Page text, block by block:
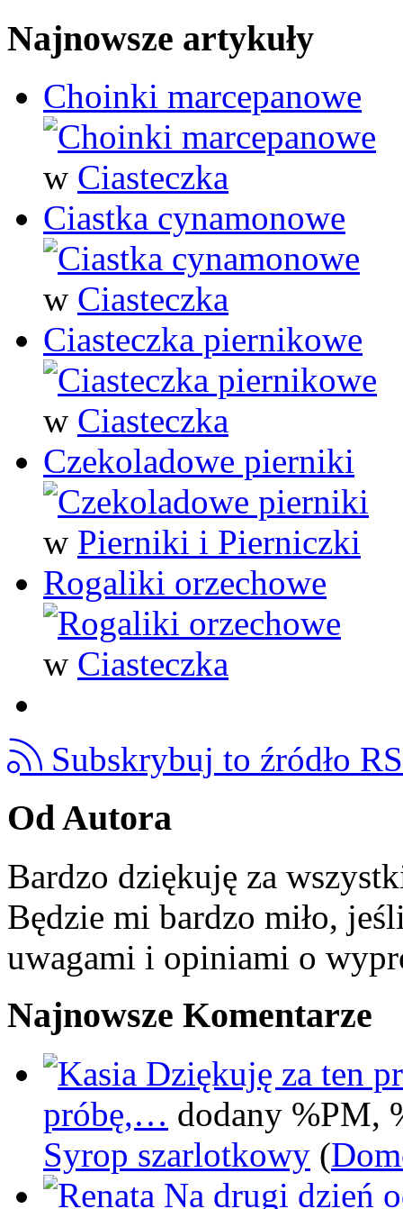
Najnowsze artykuły
Choinki marcepanowe
w Ciasteczka
Ciastka cynamonowe
w Ciasteczka
Ciasteczka piernikowe
w Ciasteczka
Czekoladowe pierniki
w Pierniki i Pierniczki
Rogaliki orzechowe
w Ciasteczka
Subskrybuj to źródło
Od Autora
Bardzo dziękuję za
Będzie mi bardzo miło,
uwagami i opiniami o
Najnowsze Komentarze
Dziękuję za ten
próbę,… dodany %PM,
Syrop szarlotkowy (
Na drugi dzień